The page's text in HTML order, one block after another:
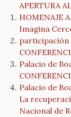
APERTURA
HOMENAJE
Imagina
participación
Palacio de
Palacio de
La
Nacional de